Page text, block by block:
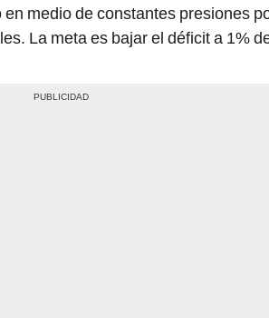
medio de constantes presiones
La meta es bajar el déficit a 1%